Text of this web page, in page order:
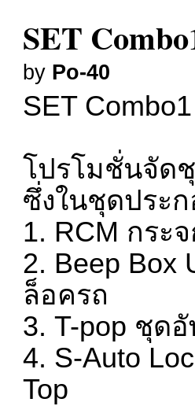
SET
by Po-40
SET Combo1
โปรโมชั่นจัด
ซึ่งในชุดประ
1. RCM กระ
2. Beep Box
ล็อครถ
3. T-pop ชุด
4. S-Auto
Top